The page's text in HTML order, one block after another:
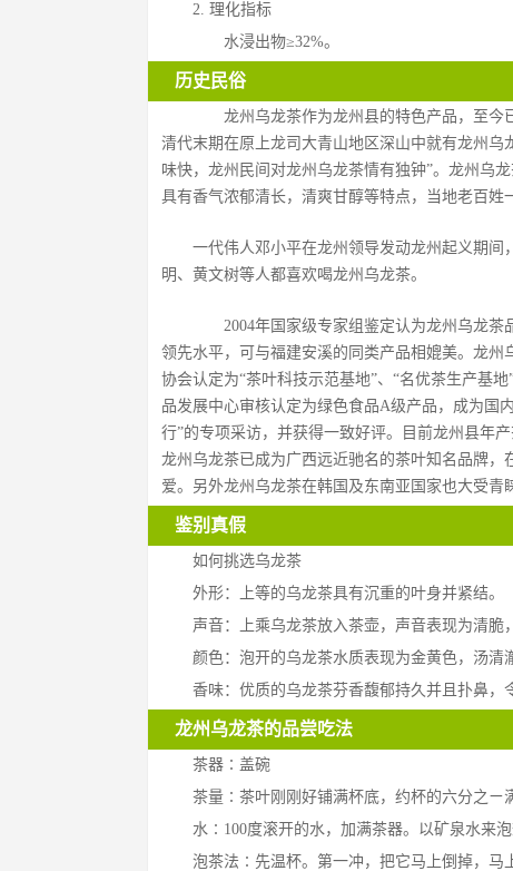
2. 理化指标
水浸出物≥32%。
历史民俗
龙州乌龙茶作为龙州县的特色产品，至今已
清代末期在原上龙司大青山地区深山中就有龙州乌
味快，龙州民间对龙州乌龙茶情有独钟”。龙州乌
具有香气浓郁清长，清爽甘醇等特点，当地老百姓
一代伟人邓小平在龙州领导发动龙州起义期
明、黄文树等人都喜欢喝龙州乌龙茶。
2004年国家级专家组鉴定认为龙州乌龙茶
领先水平，可与福建安溪的同类产品相媲美。龙
协会认定为“茶叶科技示范基地”、“名优茶生产基
品发展中心审核认定为绿色食品A级产品，成为国
行”的专项采访，并获得一致好评。目前龙州县年
龙州乌龙茶已成为广西远近驰名的茶叶知名品牌
爱。另外龙州乌龙茶在韩国及东南亚国家也大受青
鉴别真假
如何挑选乌龙茶
外形：上等的乌龙茶具有沉重的叶身并紧结。
声音：上乘乌龙茶放入茶壶，声音表现为清脆
颜色：泡开的乌龙茶水质表现为金黄色，汤清
香味：优质的乌龙茶芬香馥郁持久并且扑鼻，
龙州乌龙茶的品尝吃法
茶器∶盖碗
茶量∶茶叶刚刚好铺满杯底，约杯的六分之ㄧ
水∶100度滚开的水，加满茶器。以矿泉水来泡
泡茶法∶先温杯。第一冲，把它马上倒掉，马